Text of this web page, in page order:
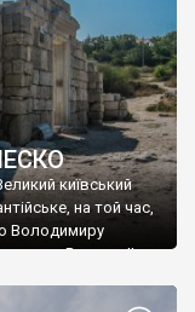
київський
на той час,
Володимиру
Василю ІІ, та
християнином.